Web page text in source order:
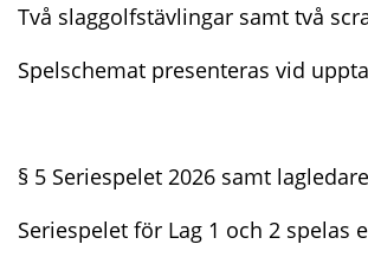
Två slaggolfstävlingar samt två
Spelschemat presenteras vid
§ 5 Seriespelet 2026 samt lagledare
Seriespelet för Lag 1 och 2 spelas